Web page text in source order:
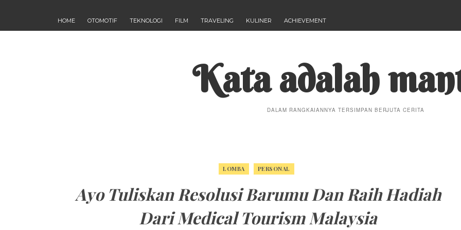
HOME OTOMOTIF TEKNOLOGI FILM TRAVELING KULINER ACHIEVEMENT
Kata adalah
DALAM RANGKAIANNYA TERSIMPAN BERJUTA CERITA
LOMBA PERSONAL
Ayo Tuliskan Resolusi Barumu Dan Raih Hadiah
Dari Medical Tourism Malaysia